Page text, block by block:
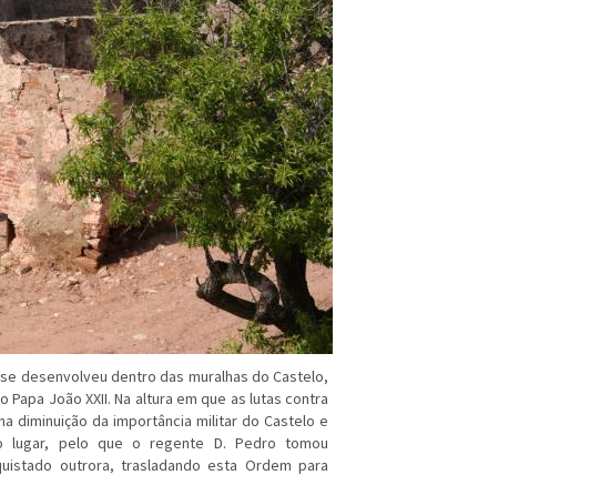
desenvolveu dentro das muralhas do Castelo,
João XXII. Na altura em que as lutas contra
diminuição da importância militar do Castelo e
lugar, pelo que o regente D. Pedro tomou
outrora, trasladando esta Ordem para